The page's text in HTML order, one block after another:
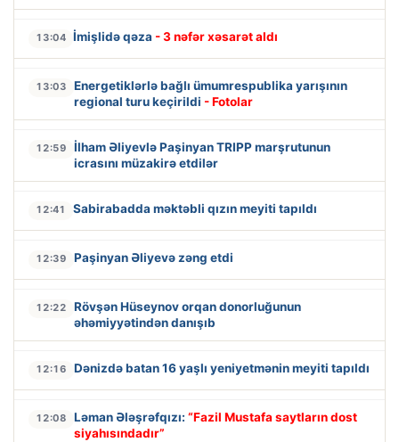
13:04 İmişlidə qəza - 3 nəfər xəsarət aldı
13:03
Energetiklərlə bağlı ümumrespublika yarışının
regional turu keçirildi - Fotolar
12:59
İlham Əliyevlə Paşinyan TRIPP marşrutunun
icrasını müzakirə etdilər
12:41 Sabirabadda məktəbli qızın meyiti tapıldı
12:39 Paşinyan Əliyevə zəng etdi
12:22
Rövşən Hüseynov orqan donorluğunun
əhəmiyyətindən danışıb
12:16 Dənizdə batan 16 yaşlı yeniyetmənin meyiti tapıldı
12:08 Ləman Ələşrəfqızı: “Fazil Mustafa saytların dost
siyahısındadır”